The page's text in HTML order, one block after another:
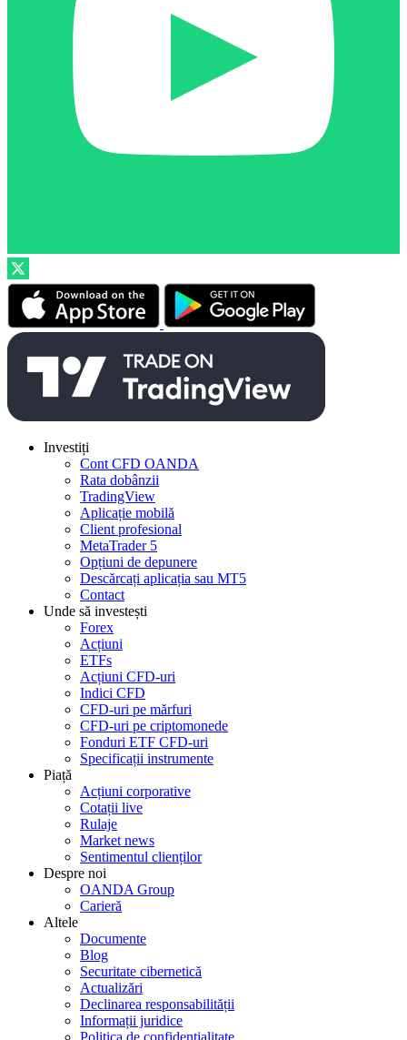
Investiți
Cont CFD OANDA
Rata dobânzii
TradingView
Aplicație mobilă
Client profesional
MetaTrader 5
Opțiuni de depunere
Descărcați aplicația sau MT5
Contact
Unde să investești
Forex
Acțiuni
ETFs
Acțiuni CFD-uri
Indici CFD
CFD-uri pe mărfuri
CFD-uri pe criptomonede
Fonduri ETF CFD-uri
Specificații instrumente
Piață
Acțiuni corporative
Cotații live
Rulaje
Market news
Sentimentul clienților
Despre noi
OANDA Group
Carieră
Altele
Documente
Blog
Securitate cibernetică
Actualizări
Declinarea responsabilității
Informații juridice